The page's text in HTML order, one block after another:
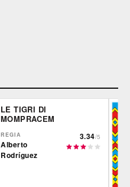
LE TIGRI DI
MOMPRACEM
REGIA
Alberto
Rodríguez
3.34/5